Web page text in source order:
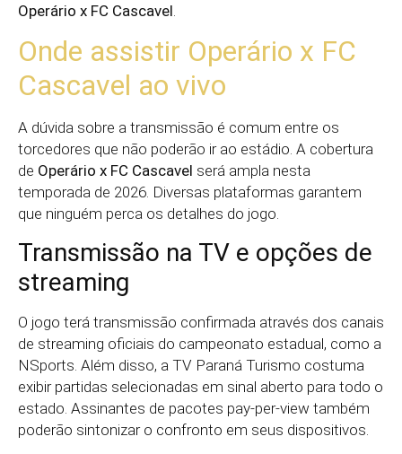
Operário x FC Cascavel
Onde assistir Operário x FC
Cascavel ao vivo
A dúvida sobre a transmissão é comum entre os
torcedores que não poderão ir ao estádio. A cobertura
de Operário x FC Cascavel será ampla nesta
temporada de 2026. Diversas plataformas garantem
que ninguém perca os detalhes do jogo.
Transmissão na TV e opções de
streaming
O jogo terá transmissão confirmada através dos canais
de streaming oficiais do campeonato estadual, como a
NSports. Além disso, a TV Paraná Turismo costuma
exibir partidas selecionadas em sinal aberto para todo o
estado. Assinantes de pacotes pay-per-view também
poderão sintonizar o confronto em seus dispositivos.